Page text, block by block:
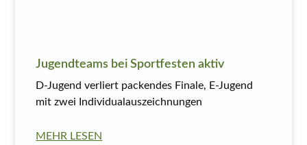
Jugendteams bei Sportfesten aktiv
D-Jugend verliert packendes Finale, E-Jugend
mit zwei Individualauszeichnungen
MEHR LESEN